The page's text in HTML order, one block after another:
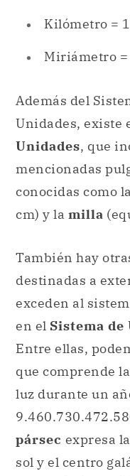
Kilómetro =
Miriámetro
Además del
Unidades, existe
Unidades, que
mencionadas
conocidas como la
cm) y la milla
También hay
destinadas a
exceden al
en el Sistema
Entre ellas,
que comprende
luz durante un
pársec expresa
sol y el centro